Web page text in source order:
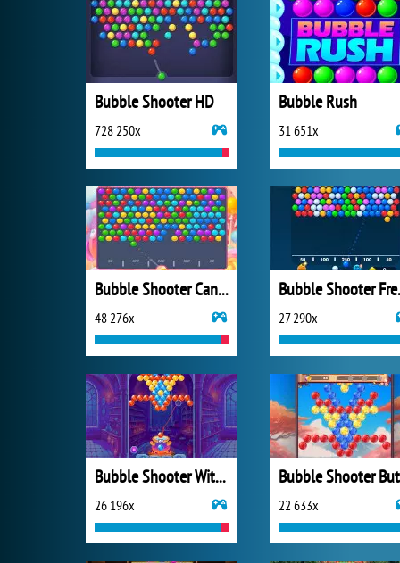
Bubble Shooter HD
728 250x
Bubble Rush
31 651x
Bubble Shooter Candy 2
48 276x 27 290x
Bubble Shooter Witch Tower
26 196x 22 633x